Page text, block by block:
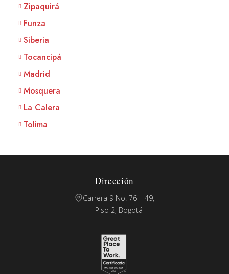
Zipaquirá
Funza
Siberia
Tocancipá
Madrid
Mosquera
La Calera
Tolima
Dirección
Carrera 9 No. 76 – 49,
Piso 2, Bogotá